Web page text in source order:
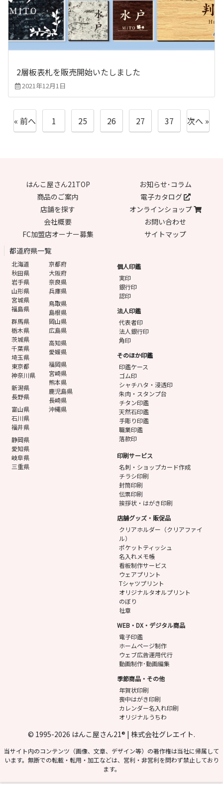
2層板表札を販売開始いたしました
2021年12月1日
« 前へ 1 25 26 27 37 次へ »
はんこ屋さん21TOP
お知らせ･コラム
商品のご案内
電子カタログ
店舗を探す
オンラインショップ
会社概要
お問い合わせ
FC加盟店オーナー募集
サイトマップ
都道府県一覧
北海道
秋田県
岩手県
山形県
宮城県
福島県
群馬県
栃木県
茨城県
千葉県
埼玉県
東京都
神奈川県
新潟県
長野県
富山県
石川県
福井県
静岡県
愛知県
岐阜県
三重県
京都府
大阪府
奈良県
兵庫県
鳥取県
島根県
岡山県
広島県
高知県
愛媛県
福岡県
宮崎県
熊本県
鹿児島県
長崎県
沖縄県
個人印鑑
実印
銀行印
認印
法人印鑑
代表者印
法人銀行印
角印
そのほか印鑑
印鑑ケース
ゴム印
シャチハタ・浸透印
朱肉・スタンプ台
チタン印鑑
天然石印鑑
手彫り印鑑
職業印鑑
落款印
印刷サービス
名刺・ショップカード作成
チラシ印刷
封筒印刷
伝票印刷
挨拶状・はがき印刷
店舗グッズ・販促品
クリアホルダー（クリアファイ
ル）
ポケットティッシュ
名入れメモ帳
看板制作サービス
ウェアプリント
Tシャツプリント
オリジナルタオルプリント
のぼり
社章
WEB・DX・デジタル商品
電子印鑑
ホームページ制作
ウェブ広告運用代行
動画制作･動画編集
季節商品・その他
年賀状印刷
喪中はがき印刷
カレンダー名入れ印刷
オリジナルうちわ
© 1995-2026 はんこ屋さん21® | 株式会社グレエイト.
当サイト内のコンテンツ（画像、文章、デザイン等）の著作権は当社に帰属して
います。無断での転載・転用・加工などは、営利・非営利を問わず禁止しており
ます。